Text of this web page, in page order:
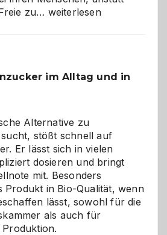
zu… Wenn
Gefahr
für
Hunde
im
eigenen
Zuhause
weiterlesen
im Alltag und in
Alternative zu
stößt schnell auf
Er lässt sich in vielen
dosieren und bringt
mit. Besonders
Produkt in Bio-Qualität, wenn
lässt, sowohl für die
als auch für